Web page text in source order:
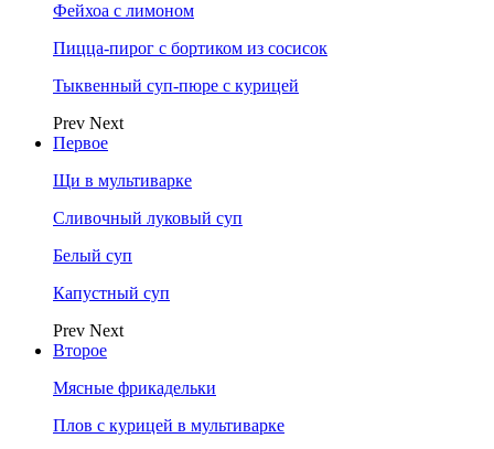
Фейхоа с лимоном
Пицца-пирог с бортиком из сосисок
Тыквенный суп-пюре с курицей
Prev Next
Первое
Щи в мультиварке
Сливочный луковый суп
Белый суп
Капустный суп
Prev Next
Второе
Мясные фрикадельки
Плов с курицей в мультиварке